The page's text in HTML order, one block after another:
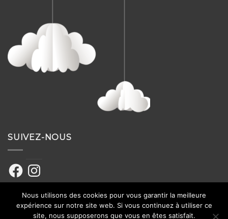
SUIVEZ-NOUS
FacebookInstagram
Nous utilisons des cookies pour vous garantir la meilleure
expérience sur notre site web. Si vous continuez à utiliser ce
site, nous supposerons que vous en êtes satisfait.